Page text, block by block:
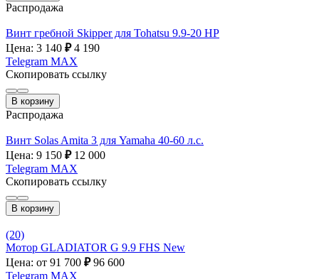
Распродажа
Винт гребной Skipper для Tohatsu 9.9-20 HP
Цена: 3 140 ₽ 4 190
Telegram MAX
Скопировать ссылку
В корзину
Распродажа
Винт Solas Amita 3 для Yamaha 40-60 л.с.
Цена: 9 150 ₽ 12 000
Telegram MAX
Скопировать ссылку
В корзину
(20)
Мотор GLADIATOR G 9.9 FHS New
Цена: от 91 700 ₽ 96 600
Telegram MAX